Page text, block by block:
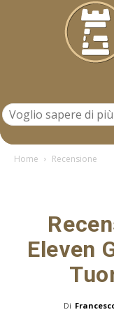
Home Recensione
Eleven
Di